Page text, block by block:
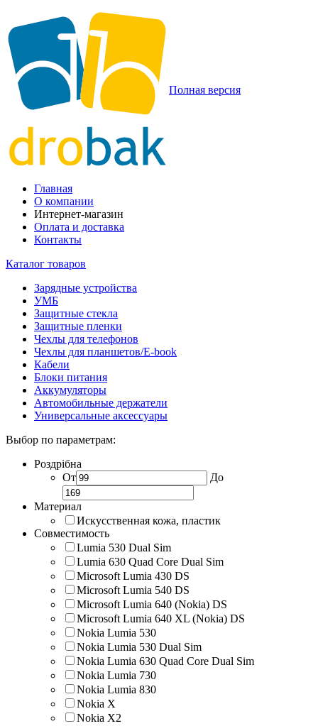
Полная версия
Главная
О компании
Интернет-магазин
Оплата и доставка
Контакты
Каталог товаров
Зарядные устройства
УМБ
Защитные стекла
Защитные пленки
Чехлы для телефонов
Чехлы для планшетов/E-book
Кабели
Блоки питания
Аккумуляторы
Автомобильные держатели
Универсальные аксессуары
Выбор по параметрам:
Роздрібна
От
До
Материал
Искусственная кожа, пластик
Совместимость
Lumia 530 Dual Sim
Lumia 630 Quad Core Dual Sim
Microsoft Lumia 430 DS
Microsoft Lumia 540 DS
Microsoft Lumia 640 (Nokia) DS
Microsoft Lumia 640 XL (Nokia) DS
Nokia Lumia 530
Nokia Lumia 530 Dual Sim
Nokia Lumia 630 Quad Core Dual Sim
Nokia Lumia 730
Nokia Lumia 830
Nokia X
Nokia X2